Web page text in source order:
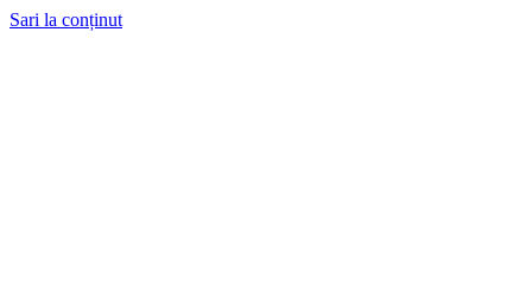
Sari la conținut